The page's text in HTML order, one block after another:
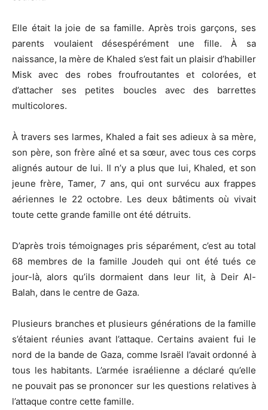
Elle était la joie de sa famille. Après trois garçons, ses
parents voulaient désespérément une fille. À sa
naissance, la mère de Khaled s’est fait un plaisir d’habiller
Misk avec des robes froufroutantes et colorées, et
d’attacher ses petites boucles avec des barrettes
multicolores.
À travers ses larmes, Khaled a fait ses adieux à sa mère,
son père, son frère aîné et sa sœur, avec tous ces corps
alignés autour de lui. Il n’y a plus que lui, Khaled, et son
jeune frère, Tamer, 7 ans, qui ont survécu aux frappes
aériennes le 22 octobre. Les deux bâtiments où vivait
toute cette grande famille ont été détruits.
D’après trois témoignages pris séparément, c’est au total
68 membres de la famille Joudeh qui ont été tués ce
jour-là, alors qu’ils dormaient dans leur lit, à Deir Al-
Balah, dans le centre de Gaza.
Plusieurs branches et plusieurs générations de la famille
s’étaient réunies avant l’attaque. Certains avaient fui le
nord de la bande de Gaza, comme Israël l’avait ordonné à
tous les habitants. L’armée israélienne a déclaré qu’elle
ne pouvait pas se prononcer sur les questions relatives à
l’attaque contre cette famille.